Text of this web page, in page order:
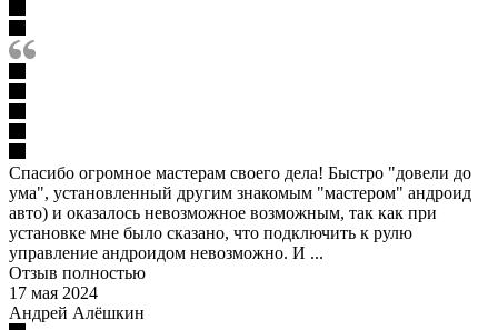
Спасибо огромное мастерам своего дела! Быстро "довели до
ума", установленный другим знакомым "мастером" андроид
авто) и оказалось невозможное возможным, так как при
установке мне было сказано, что подключить к рулю
управление андроидом невозможно. И ...
Отзыв полностью
17 мая 2024
Андрей Алёшкин